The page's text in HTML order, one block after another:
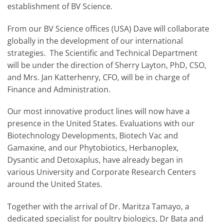
establishment of BV Science.
From our BV Science offices (USA) Dave will collaborate
globally in the development of our international
strategies. The Scientific and Technical Department
will be under the direction of Sherry Layton, PhD, CSO,
and Mrs. Jan Katterhenry, CFO, will be in charge of
Finance and Administration.
Our most innovative product lines will now have a
presence in the United States. Evaluations with our
Biotechnology Developments, Biotech Vac and
Gamaxine, and our Phytobiotics, Herbanoplex,
Dysantic and Detoxaplus, have already began in
various University and Corporate Research Centers
around the United States.
Together with the arrival of Dr. Maritza Tamayo, a
dedicated specialist for poultry biologics, Dr Bata and